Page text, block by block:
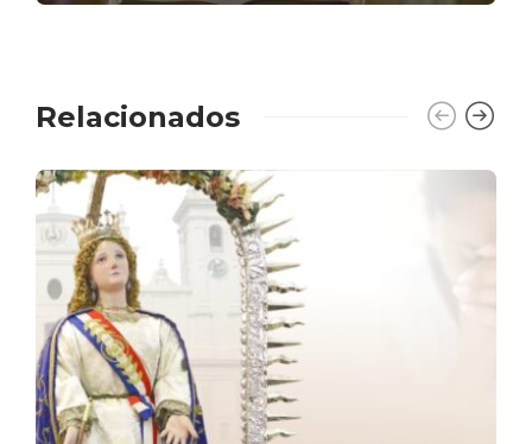
Relacionados